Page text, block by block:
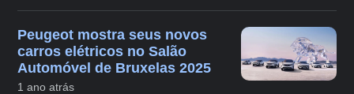
Peugeot mostra seus novos
carros elétricos no Salão
Automóvel de Bruxelas 2025
1 ano atrás